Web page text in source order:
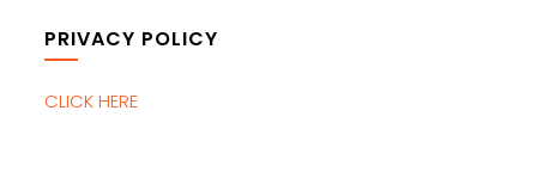
PRIVACY POLICY
CLICK HERE